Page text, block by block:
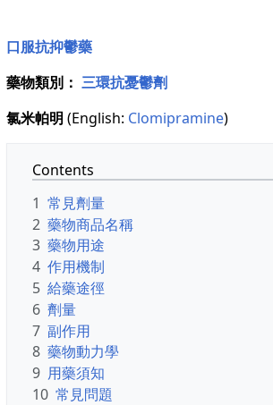
口服抗抑鬱藥
藥物類別： 三環抗憂鬱劑
氯米帕明 (English: Clomipramine)
Contents
1 常見劑量
2 藥物商品名稱
3 藥物用途
4 作用機制
5 給藥途徑
6 劑量
7 副作用
8 藥物動力學
9 用藥須知
10 常見問題